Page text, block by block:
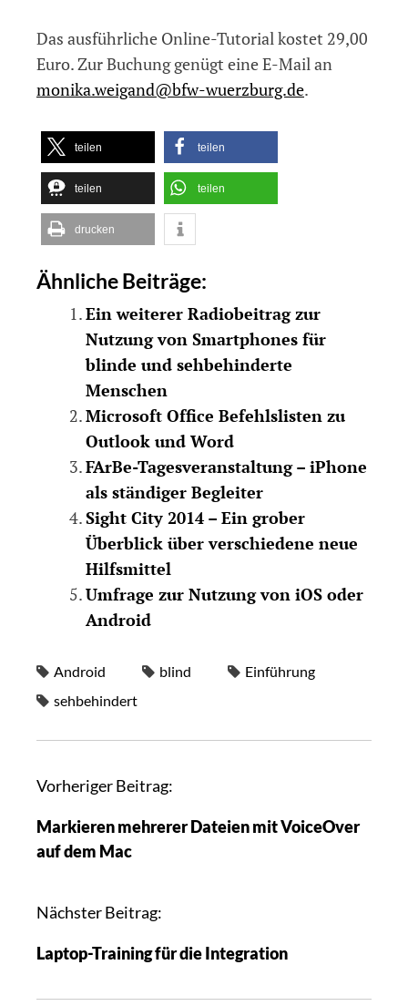
Das ausführliche Online-Tutorial kostet 29,00
Euro. Zur Buchung genügt eine E-Mail an
monika.weigand@bfw-wuerzburg.de.
teilen teilen
teilen teilen
drucken
Ähnliche Beiträge:
Ein weiterer Radiobeitrag zur
Nutzung von Smartphones für
blinde und sehbehinderte
Menschen
Microsoft Office Befehlslisten zu
Outlook und Word
FArBe-Tagesveranstaltung – iPhone
als ständiger Begleiter
Sight City 2014 – Ein grober
Überblick über verschiedene neue
Hilfsmittel
Umfrage zur Nutzung von iOS oder
Android
Android blind
Einführung
sehbehindert
Vorheriger Beitrag:
Markieren mehrerer Dateien mit VoiceOver
auf dem Mac
Nächster Beitrag:
Laptop-Training für die Integration